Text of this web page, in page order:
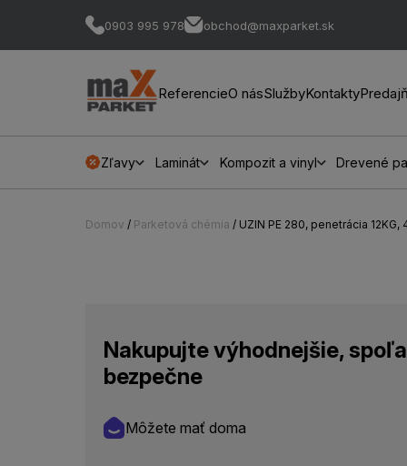
0903 995 978 obchod@maxparket.sk
ReferencieO násSlužbyKontakty
Zľavy Laminát Kompozit a vinyl Drevené
Domov / Parketová chémia / UZIN PE 280, penetrácia 12KG,
Nakupujte výhodnejšie,
bezpečne
Môžete mať doma